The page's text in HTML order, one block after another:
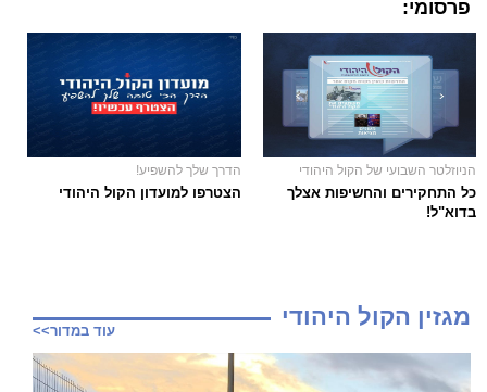
פרסומי:
הניוזלטר השבועי של הקול היהודי
כל התחקירים והחשיפות אצלך
בדוא"ל!
הדרך שלך להשפיע!
הצטרפו למועדון הקול היהודי
מגזין הקול היהודי
עוד במדור>>